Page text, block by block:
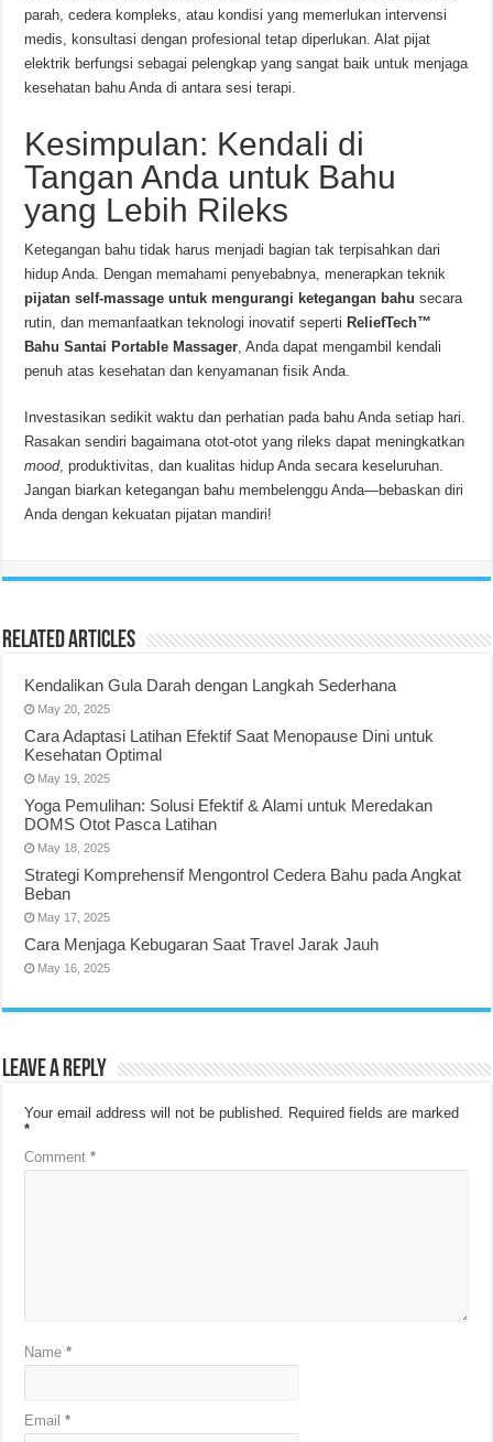
parah, cedera kompleks, atau kondisi yang memerlukan intervensi
medis, konsultasi dengan profesional tetap diperlukan. Alat pijat
elektrik berfungsi sebagai pelengkap yang sangat baik untuk menjaga
kesehatan bahu Anda di antara sesi terapi.
Kesimpulan: Kendali di
Tangan Anda untuk Bahu
yang Lebih Rileks
Ketegangan bahu tidak harus menjadi bagian tak terpisahkan dari
hidup Anda. Dengan memahami penyebabnya, menerapkan teknik
pijatan self-massage untuk mengurangi ketegangan bahu secara
rutin, dan memanfaatkan teknologi inovatif sepertiReliefTech™
Bahu Santai Portable Massager , Anda dapat mengambil kendali
penuh atas kesehatan dan kenyamanan fisik Anda.
Investasikan sedikit waktu dan perhatian pada bahu Anda setiap hari.
Rasakan sendiri bagaimana otot-otot yang rileks dapat meningkatkan
mood, produktivitas, dan kualitas hidup Anda secara keseluruhan.
Jangan biarkan ketegangan bahu membelenggu Anda—bebaskan diri
Anda dengan kekuatan pijatan mandiri!
Related Articles
Kendalikan Gula Darah dengan Langkah Sederhana
May 20, 2025
Cara Adaptasi Latihan Efektif Saat Menopause Dini untuk
Kesehatan Optimal
May 19, 2025
Yoga Pemulihan: Solusi Efektif & Alami untuk Meredakan
DOMS Otot Pasca Latihan
May 18, 2025
Strategi Komprehensif Mengontrol Cedera Bahu pada Angkat
Beban
May 17, 2025
Cara Menjaga Kebugaran Saat Travel Jarak Jauh
May 16, 2025
Leave a Reply
Your email address will not be published. Required fields are marked
*
Comment*
Name*
Email*